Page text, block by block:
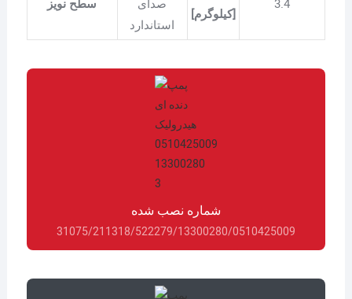
سطح نویز
صدای
استاندارد
[کیلوگرم]
3.4
شماره نصب شده
31075/211318/522279/13300280/0510425009